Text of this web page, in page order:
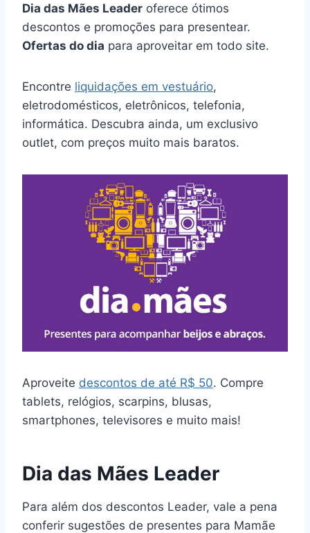
Dia das Mães Leader oferece ótimos
descontos e promoções para presentear.
Ofertas do dia para aproveitar em todo site.
Encontre liquidações em vestuário,
eletrodomésticos, eletrônicos, telefonia,
informática. Descubra ainda, um exclusivo
outlet, com preços muito mais baratos.
Aproveite descontos de até R$ 50. Compre
tablets, relógios, scarpins, blusas,
smartphones, televisores e muito mais!
Dia das Mães Leader
Para além dos descontos Leader, vale a pena
conferir sugestões de presentes para Mamãe